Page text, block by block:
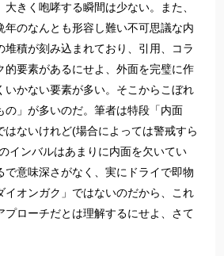
きく咆哮する瞬間は少ない。また、
年のなんとも形容し難い不可思議な内
堆積が刻み込まれており、引用、コラ
的要素があるにせよ、外面を完璧に作
いかない要素が多い。そこからこぼれ
の」が多いのだ。筆者は特段「内面
はないけれど(場合によっては警戒すら
インバルはあまりに内面を欠いてい
で意味深さがなく、実にドライで即物
イオンガク」ではないのだから、これ
プローチだとは理解するにせよ、さて